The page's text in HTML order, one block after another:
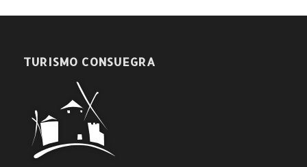
TURISMO CONSUEGRA